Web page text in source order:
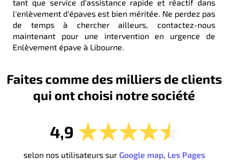
tant que service d'assistance rapide et réactif dans
l'enlèvement d'épaves est bien méritée. Ne perdez pas
de temps à chercher ailleurs, contactez-nous
maintenant pour une intervention en urgence de
Enlèvement épave à Libourne.
Faites comme des milliers de clients
qui ont choisi notre société
4,9
selon nos utilisateurs sur Google map, Les Pages